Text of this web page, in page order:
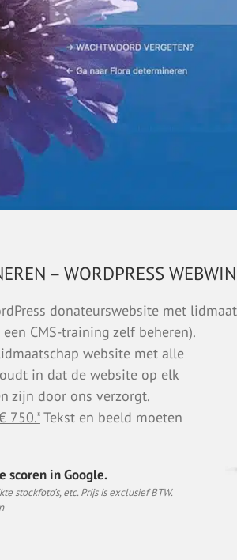
– WORDPRESS
donateurswebsite met
CMS-training zelf beheren).
website met alle
in dat de website op elk
zijn door ons verzorgt.
750.*Tekst en beeld moeten
scoren in Google.
stockfoto’s, etc. Prijs is exclusief BTW.